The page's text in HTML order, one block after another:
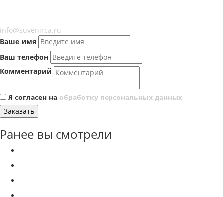
info@suvenirca.ru
Ваше имя
Ваш телефон
Комментарий
Я согласен на обработку персональных данных
Заказать
Ранее вы смотрели